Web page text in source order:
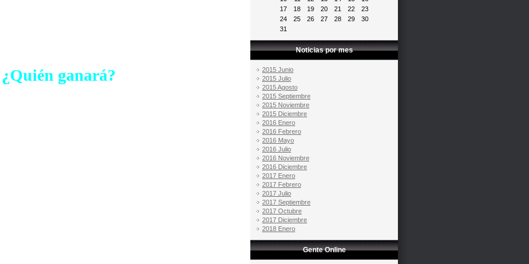
¿Quién ganará?
17
18 19 20 21 22
23
24
25 26 27 28 29
30
31
Noticias por mes
2015 Junio
2015 Julio
2015 Agosto
2015 Septiembre
2015 Noviembre
2015 Diciembre
2016 Enero
2016 Febrero
2016 Mayo
2016 Julio
2016 Noviembre
2016 Diciembre
2017 Enero
2017 Febrero
2017 Julio
2017 Septiembre
2017 Octubre
2017 Diciembre
2018 Enero
Gente Online